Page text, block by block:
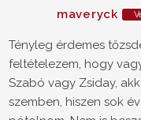
maveryck
Tényleg érdemes
feltételezem, hogy
Szabó vagy Zsiday,
szemben, hiszen sok